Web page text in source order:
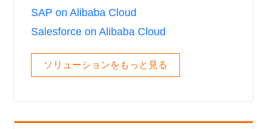
SAP on Alibaba Cloud
Salesforce on Alibaba Cloud
ソリューションをもっと見る